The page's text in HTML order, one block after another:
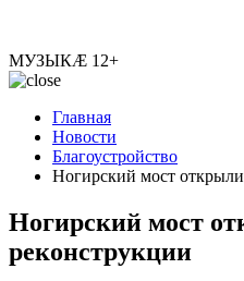
МУЗЫКÆ 12+
Главная
Новости
Благоустройство
Ногирский мост
Ногирский мост
реконструкции